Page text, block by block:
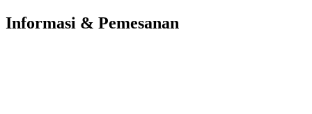
Informasi & Pemesanan